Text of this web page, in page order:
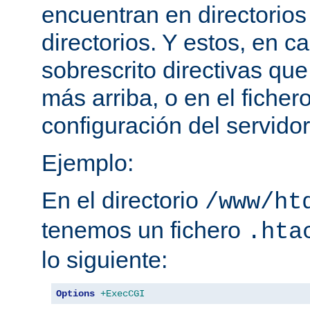
encuentran en
directorios. Y estos, en
sobrescrito directivas
más arriba, o en el
configuración del
Ejemplo:
En el directorio /www/
tenemos un fichero
lo siguiente:
Options +ExecCGI